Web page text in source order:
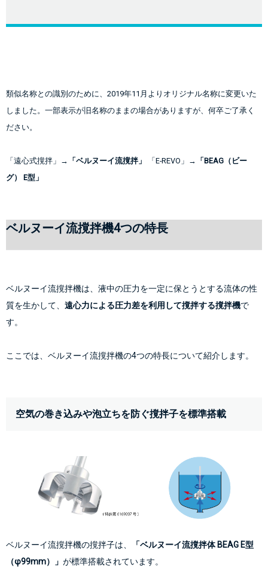
類似名称との識別のために、2019年11月よりオリジナル名称に変更いた
しました。一部表示が旧名称のままの場合がありますが、何卒ご了承く
ださい。
「遠心式撹拌」→ 「ベルヌーイ流撹拌」 「E-REVO」→ 「BEAG（ビー
グ） E型」
ベルヌーイ流撹拌機4つの特長
ベルヌーイ流撹拌機は、液中の圧力を一定に保とうとする流体の性
質を生かして、 遠心力による圧力差を利用して撹拌する撹拌機で
す。
ここでは、ベルヌーイ流撹拌機の4つの特長について紹介します。
空気の巻き込みや泡立ちを防ぐ撹拌子を標準搭載
ベルヌーイ流撹拌機の撹拌子は、
「ベルヌーイ流撹拌体 BEAG E型
（φ99mm）」 が標準搭載されています。